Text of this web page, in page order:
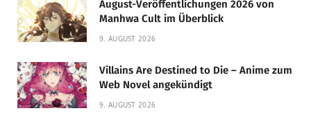
August-Veröffentlichungen 2026 von
Manhwa Cult im Überblick
9. AUGUST 2026
Villains Are Destined to Die – Anime zum
Web Novel angekündigt
9. AUGUST 2026